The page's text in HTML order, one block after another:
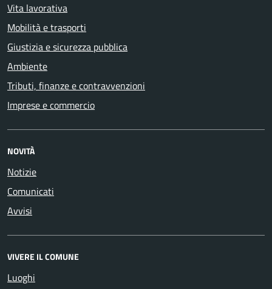
Vita lavorativa
Mobilità e trasporti
Giustizia e sicurezza pubblica
Ambiente
Tributi, finanze e contravvenzioni
Imprese e commercio
NOVITÀ
Notizie
Comunicati
Avvisi
VIVERE IL COMUNE
Luoghi